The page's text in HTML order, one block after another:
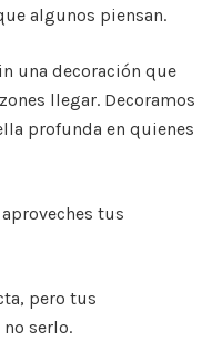
algunos piensan.
una decoración que
llegar. Decoramos
profunda en quienes
tus
pero tus
serlo.